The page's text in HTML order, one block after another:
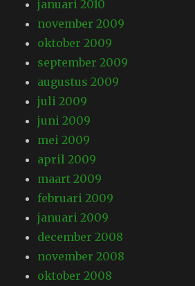
januari 2010
november 2009
oktober 2009
september 2009
augustus 2009
juli 2009
juni 2009
mei 2009
april 2009
maart 2009
februari 2009
januari 2009
december 2008
november 2008
oktober 2008